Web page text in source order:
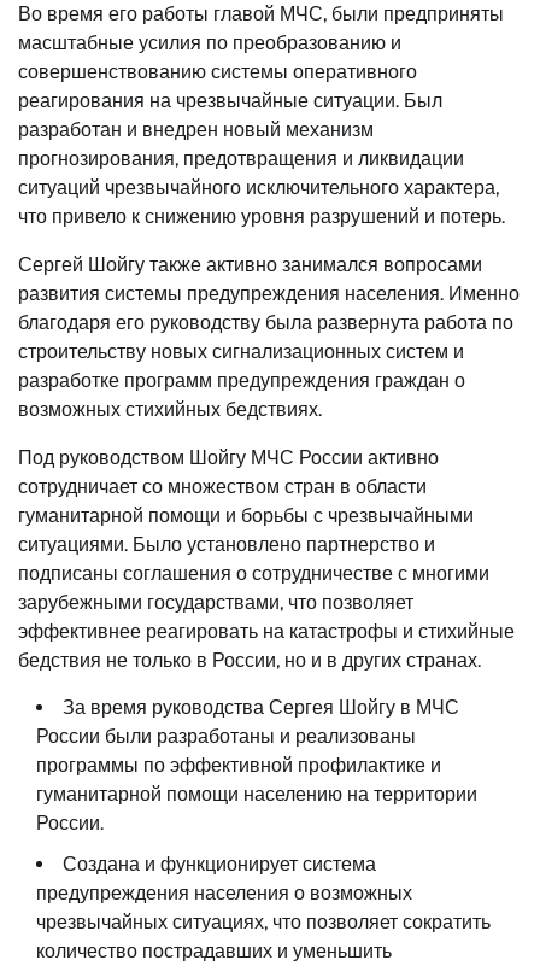
Во время его работы главой МЧС, были предприняты
масштабные усилия по преобразованию и
совершенствованию системы оперативного
реагирования на чрезвычайные ситуации. Был
разработан и внедрен новый механизм
прогнозирования, предотвращения и ликвидации
ситуаций чрезвычайного исключительного характера,
что привело к снижению уровня разрушений и потерь.
Сергей Шойгу также активно занимался вопросами
развития системы предупреждения населения. Именно
благодаря его руководству была развернута работа по
строительству новых сигнализационных систем и
разработке программ предупреждения граждан о
возможных стихийных бедствиях.
Под руководством Шойгу МЧС России активно
сотрудничает со множеством стран в области
гуманитарной помощи и борьбы с чрезвычайными
ситуациями. Было установлено партнерство и
подписаны соглашения о сотрудничестве с многими
зарубежными государствами, что позволяет
эффективнее реагировать на катастрофы и стихийные
бедствия не только в России, но и в других странах.
За время руководства Сергея Шойгу в МЧС
России были разработаны и реализованы
программы по эффективной профилактике и
гуманитарной помощи населению на территории
России.
Создана и функционирует система
предупреждения населения о возможных
чрезвычайных ситуациях, что позволяет сократить
количество пострадавших и уменьшить